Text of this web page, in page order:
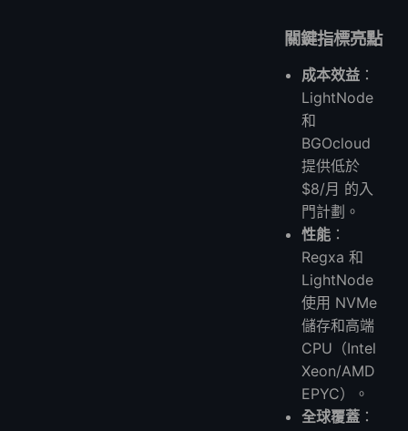
關鍵指標亮點
成本效益 ：
LightNode
和
BGOcloud
提供低於
$8/月 的入
門計劃。
性能 ：
Regxa 和
LightNode
使用 NVMe
儲存和高端
CPU（Intel
Xeon/AMD
EPYC）。
全球覆蓋 ：